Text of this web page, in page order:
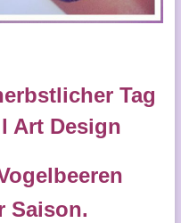
Tag
Art Design
Saison.